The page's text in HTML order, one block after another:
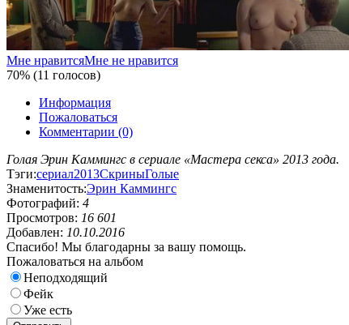
Мне нравитсяМне не нравится
70% (11 голосов)
Информация
Пожаловаться
Комментарии (0)
Голая Эрин Каммингс в сериале «Мастера секса» 2013 года.
Тэги:сериал2013СкриныГолые
Знаменитость:Эрин Каммингс
Фотографий: 4
Просмотров: 16 601
Добавлен: 10.10.2016
Спасибо! Мы благодарны за вашу помощь.
Пожаловаться на альбом
Неподходящий
Фейк
Уже есть